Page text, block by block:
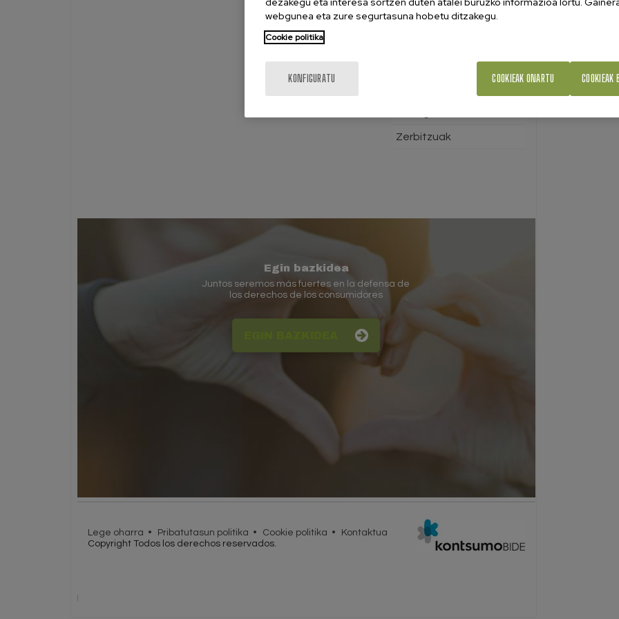
Kontsumorako kredituak
Zerbitzuak
Egin bazkidea
Juntos seremos más fuertes en la defensa de
los derechos de los consumidores
Lege oharra Pribatutasun politika Cookie politika
Kontaktua
Copyright Todos los derechos reservados.
webgunea eta zure segurtasuna hobetu ditzakegu.
Cookie politika
KONFIGURATU COOKIEAK
COOKIEAK ONARTU